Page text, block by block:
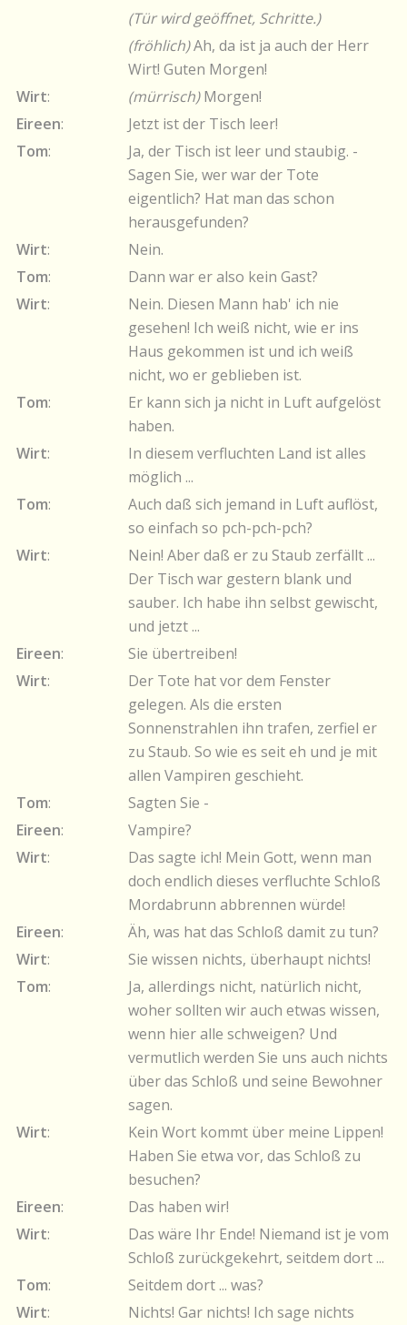
(Tür wird geöffnet, Schritte.)
(fröhlich)Ah, da ist ja auch der Herr
Wirt! Guten Morgen!
Wirt: (mürrisch)Morgen!
Eireen:
Jetzt ist der Tisch leer!
Tom:
Ja, der Tisch ist leer und staubig. -
Sagen Sie, wer war der Tote
eigentlich? Hat man das schon
herausgefunden?
Wirt:
Nein.
Tom:
Dann war er also kein Gast?
Wirt:
Nein. Diesen Mann hab' ich nie
gesehen! Ich weiß nicht, wie er ins
Haus gekommen ist und ich weiß
nicht, wo er geblieben ist.
Tom:
Er kann sich ja nicht in Luft aufgelöst
haben.
Wirt:
In diesem verfluchten Land ist alles
möglich ...
Tom:
Auch daß sich jemand in Luft auflöst,
so einfach so pch-pch-pch?
Wirt:
Nein! Aber daß er zu Staub zerfällt ...
Der Tisch war gestern blank und
sauber. Ich habe ihn selbst gewischt,
und jetzt ...
Eireen:
Sie übertreiben!
Wirt:
Der Tote hat vor dem Fenster
gelegen. Als die ersten
Sonnenstrahlen ihn trafen, zerfiel er
zu Staub. So wie es seit eh und je mit
allen Vampiren geschieht.
Tom:
Sagten Sie -
Eireen:
Vampire?
Wirt:
Das sagte ich! Mein Gott, wenn man
doch endlich dieses verfluchte Schloß
Mordabrunn abbrennen würde!
Eireen:
Äh, was hat das Schloß damit zu tun?
Wirt:
Sie wissen nichts, überhaupt nichts!
Tom:
Ja, allerdings nicht, natürlich nicht,
woher sollten wir auch etwas wissen,
wenn hier alle schweigen? Und
vermutlich werden Sie uns auch nichts
über das Schloß und seine Bewohner
sagen.
Wirt:
Kein Wort kommt über meine Lippen!
Haben Sie etwa vor, das Schloß zu
besuchen?
Eireen:
Das haben wir!
Wirt:
Das wäre Ihr Ende! Niemand ist je vom
Schloß zurückgekehrt, seitdem dort ...
Tom:
Seitdem dort ... was?
Wirt:
Nichts! Gar nichts! Ich sage nichts